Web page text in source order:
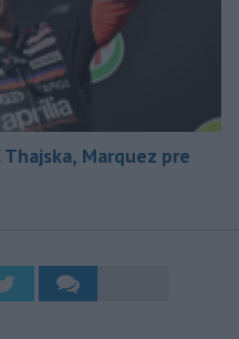
Marquez pre